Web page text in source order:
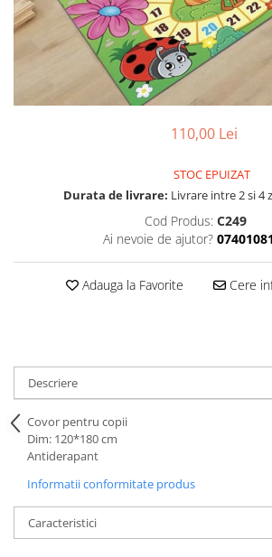
110,00 Lei
STOC EPUIZAT
Durata de livrare: Livrare intre 2 si 4
Cod Produs: C249
Ai nevoie de ajutor?
Adauga la Favorite Cere
Descriere
Covor pentru copii
Dim: 120*180 cm
Antiderapant
Informatii conformitate produs
Caracteristici